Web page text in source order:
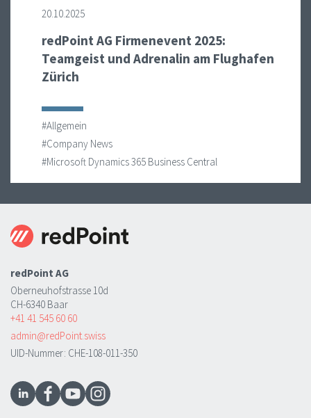
20.10.2025
redPoint AG Firmenevent 2025:
Teamgeist und Adrenalin am Flughafen
Zürich
#Allgemein
#Company News
#Microsoft Dynamics 365 Business Central
redPoint AG
Oberneuhofstrasse 10d
CH-6340 Baar
+41 41 545 60 60
admin@redPoint.swiss
UID-Nummer: CHE-108-011-350